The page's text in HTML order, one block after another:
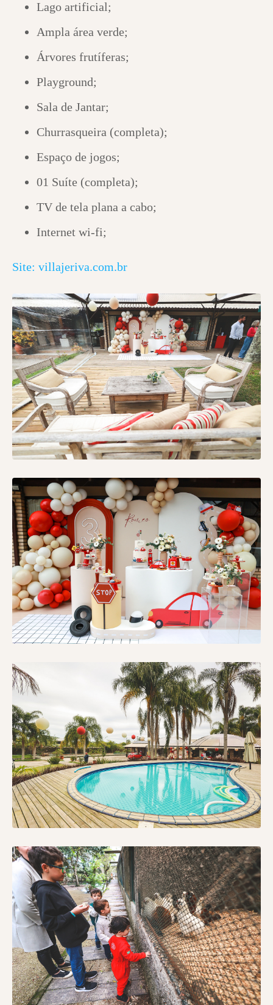
Lago artificial;
Ampla área verde;
Árvores frutíferas;
Playground;
Sala de Jantar;
Churrasqueira (completa);
Espaço de jogos;
01 Suíte (completa);
TV de tela plana a cabo;
Internet wi-fi;
Site: villajeriva.com.br